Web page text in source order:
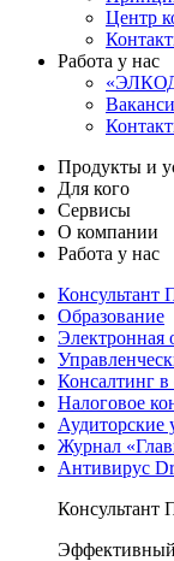
Центр
Работа у нас
Продукты и
Для кого
Сервисы
О компании
Работа у нас
Консультант
Образование
Электронная
Консалтинг в
Налоговое
Аудиторские
Журнал
Антивирус
Консультант